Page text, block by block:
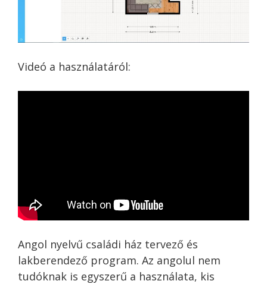
Videó a használatáról:
Angol nyelvű családi ház tervező és
lakberendező program. Az angolul nem
tudóknak is egyszerű a használata, kis